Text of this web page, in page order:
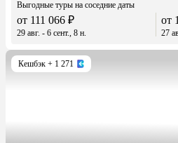
Выгодные туры на соседние даты
от 111 066 ₽
29 авг. - 6 сент., 8 н.
от
27
Кешбэк + 1 271